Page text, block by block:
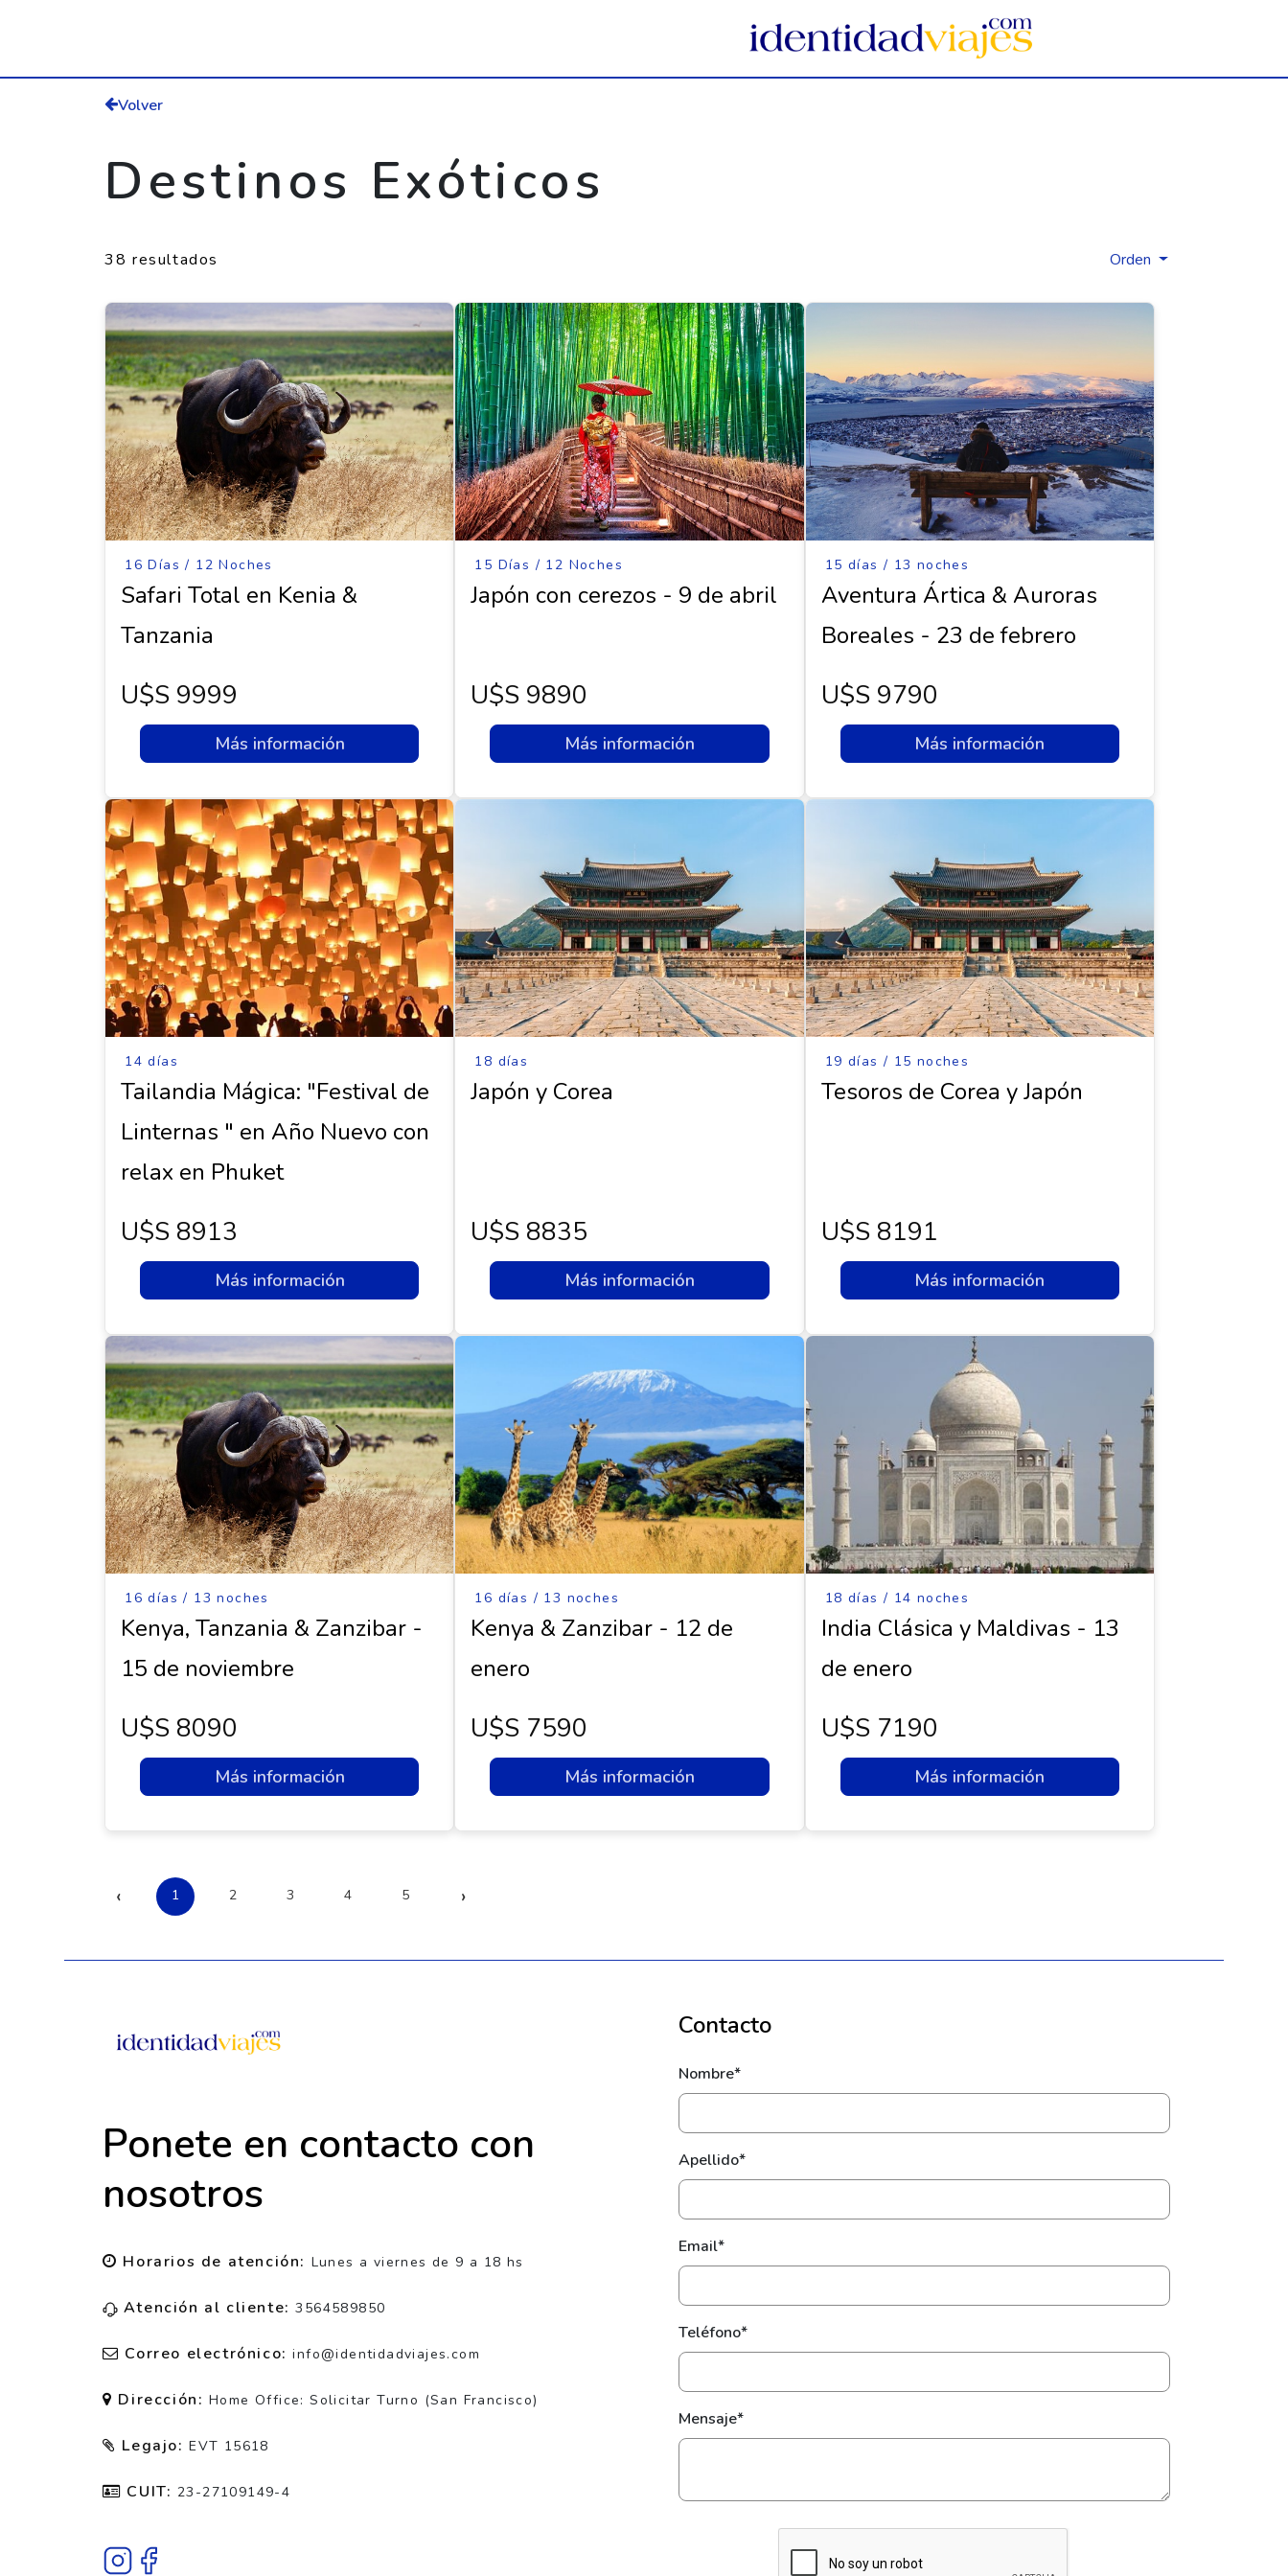
Volver
Destinos Exóticos
38 resultados Orden
16 Días / 12 Noches
Safari Total en Kenia &
Tanzania
U$s 9999
Más información
15 Días / 12 Noches
Japón con cerezos - 9 de abril
U$s 9890
Más información
15 días / 13 noches
Aventura Ártica & Auroras
Boreales - 23 de febrero
U$s 9790
Más información
14 días
Tailandia Mágica: "Festival de
Linternas " en Año Nuevo con
relax en Phuket
U$s 8913
Más información
18 días
Japón y Corea
U$s 8835
Más información
19 días / 15 noches
Tesoros de Corea y Japón
U$s 8191
Más información
16 días / 13 noches
Kenya, Tanzania & Zanzibar -
15 de noviembre
U$s 8090
Más información
16 días / 13 noches
Kenya & Zanzibar - 12 de
enero
U$s 7590
Más información
18 días / 14 noches
India Clásica y Maldivas - 13
de enero
U$s 7190
Más información
‹ 1 2 3 4 5 ›
Ponete en contacto con
nosotros
Horarios de atención: Lunes a viernes de 9 a 18 hs
Atención al cliente:3564589850
Correo electrónico:info@identidadviajes.com
Dirección:Home Office: Solicitar Turno (San Francisco)
Legajo:EVT 15618
CUIT: 23-27109149-4
Contacto
Nombre*
Apellido*
Email*
Teléfono*
Mensaje*